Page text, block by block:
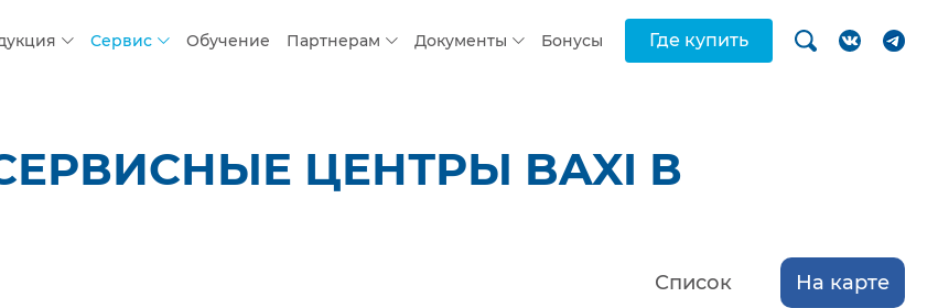
Сервис Обучение Партнерам Документы Бонусы Где купить
ЦЕНТРЫ BAXI В
Список На карте